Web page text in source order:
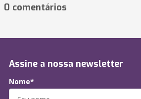
0 comentários
Assine a nossa newsletter
Nome*